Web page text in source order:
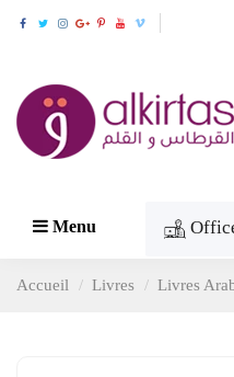
Menu
Accueil Livres